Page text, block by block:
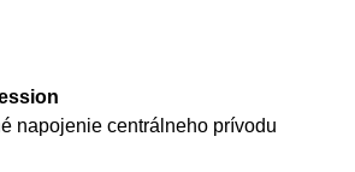
napojenie centrálneho prívodu